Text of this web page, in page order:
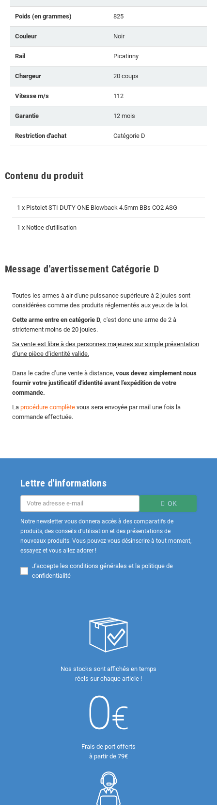
Poids (en grammes) 825
Couleur Noir
Rail Picatinny
Chargeur 20 coups
Vitesse m/s 112
Garantie 12 mois
Restriction d'achat Catégorie D
Contenu du produit
1 x Pistolet STI DUTY ONE Blowback 4.5mm BBs CO2 ASG
1 x Notice d'utilisation
Message d'avertissement Catégorie D
Toutes les armes à air d'une puissance supérieure à 2 joules sont
considérées comme des produits réglementés aux yeux de la loi.
Cette arme entre en catégorie D, c'est donc une arme de 2 à
strictement moins de 20 joules.
Sa vente est libre à des personnes majeures sur simple présentation
d’une pièce d’identité valide.
Dans le cadre d’une vente à distance, vous devez simplement nous
fournir votre justificatif d'identité avant l’expédition de votre
commande.
La procédure complète vous sera envoyée par mail une fois la
commande effectuée.
Lettre d'informations
OK
Notre newsletter vous donnera accès à des comparatifs de
produits, des conseils d'utilisation et des présentations de
nouveaux produits. Vous pouvez vous désinscrire à tout moment,
essayez et vous allez adorer !
J'accepte les conditions générales et la politique de
confidentialité
Nos stocks sont affichés en temps
réels sur chaque article !
Frais de port offerts
à partir de 79€